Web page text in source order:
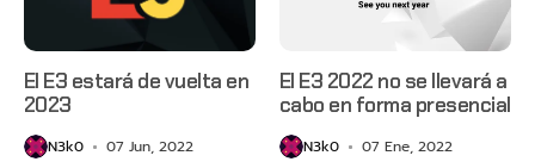
El E3 estará de vuelta en
2023
N3k0 07 Jun, 2022
El E3 2022 no se llevará a
cabo en forma presencial
N3k0 07 Ene, 2022